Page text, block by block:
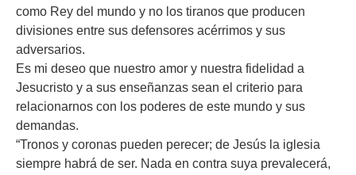
como Rey del mundo y no los tiranos que producen
divisiones entre sus defensores acérrimos y sus
adversarios.
Es mi deseo que nuestro amor y nuestra fidelidad a
Jesucristo y a sus enseñanzas sean el criterio para
relacionarnos con los poderes de este mundo y sus
demandas.
“Tronos y coronas pueden perecer; de Jesús la iglesia
siempre habrá de ser. Nada en contra suya prevalecerá,